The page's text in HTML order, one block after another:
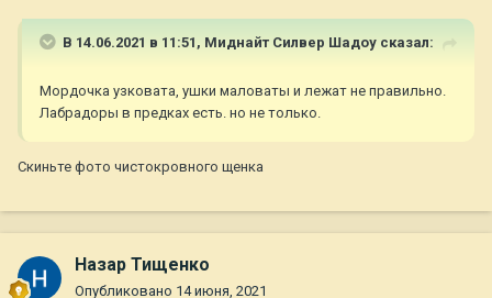
В 14.06.2021 в 11:51, Миднайт Силвер Шадоу сказал:
Мордочка узковата, ушки маловаты и лежат не правильно.
Лабрадоры в предках есть. но не только.
Скиньте фото чистокровного щенка
Назар Тищенко
Опубликовано 14 июня, 2021